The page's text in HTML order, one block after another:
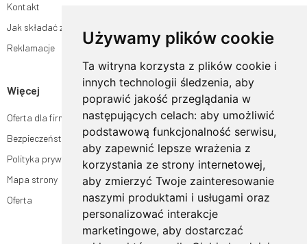
Używamy plików cookie
Ta witryna korzysta z plików cookie i
innych technologii śledzenia, aby
poprawić jakość przeglądania w
następujących celach: aby umożliwić
podstawową funkcjonalność serwisu,
aby zapewnić lepsze wrażenia z
korzystania ze strony internetowej,
aby zmierzyć Twoje zainteresowanie
naszymi produktami i usługami oraz
personalizować interakcje
marketingowe, aby dostarczać
Kontakt
Jak składać zamówienia w sklepie ogrodyhildegardy.pl?
Reklamacje
Więcej
Oferta dla firm
Bezpieczeństwo płatności
Polityka prywatności
Mapa strony
Oferta